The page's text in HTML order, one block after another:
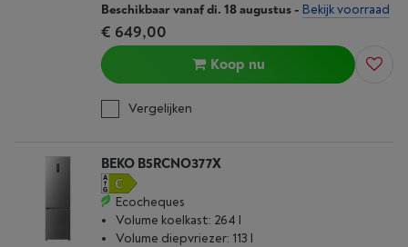
Beschikbaar vanaf di. 18 augustus- Bekijk voorraad
€ 649,00
Koop nu
Vergelijken
BEKO B5RCNO377X
Ecocheques
Volume koelkast: 264 l
Volume diepvriezer: 113 l